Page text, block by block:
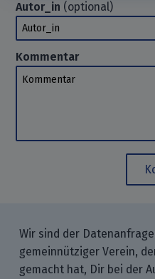
Autor_in (optional)
Autor_in
Kommentar
Kommentar
Wir sind der
gemeinnütziger Verein,
gemacht hat, Dir bei der